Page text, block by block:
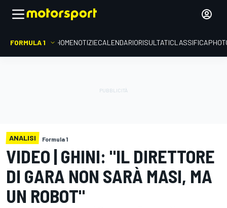
FORMULA 1 HOMENOTIZIECALENDARIORISULTATICLASSIFICA
ANALISI Formula 1
VIDEO | GHINI: "IL DIRETTORE
DI GARA NON SARÀ MASI, MA
UN ROBOT"